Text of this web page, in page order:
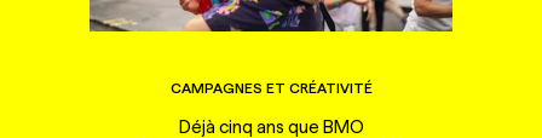
CAMPAGNES ET CRÉATIVITÉ
Déjà cinq ans que BMO